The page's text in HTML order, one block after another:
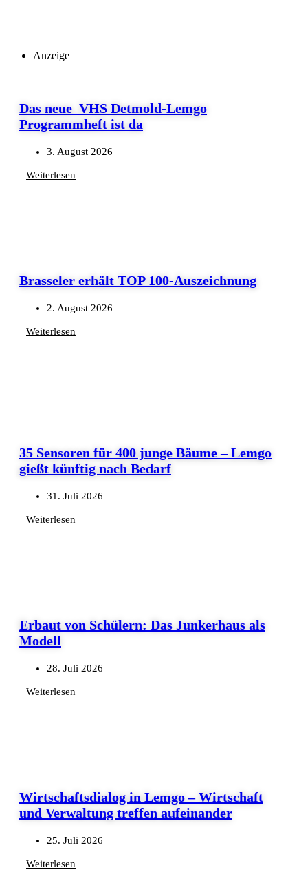
Anzeige
Das neue VHS Detmold-Lemgo
Programmheft ist da
3. August 2026
Weiterlesen
Brasseler erhält TOP 100-Auszeichnung
2. August 2026
Weiterlesen
35 Sensoren für 400 junge Bäume – Lemgo
gießt künftig nach Bedarf
31. Juli 2026
Weiterlesen
Erbaut von Schülern: Das Junkerhaus als
Modell
28. Juli 2026
Weiterlesen
Wirtschaftsdialog in Lemgo – Wirtschaft
und Verwaltung treffen aufeinander
25. Juli 2026
Weiterlesen